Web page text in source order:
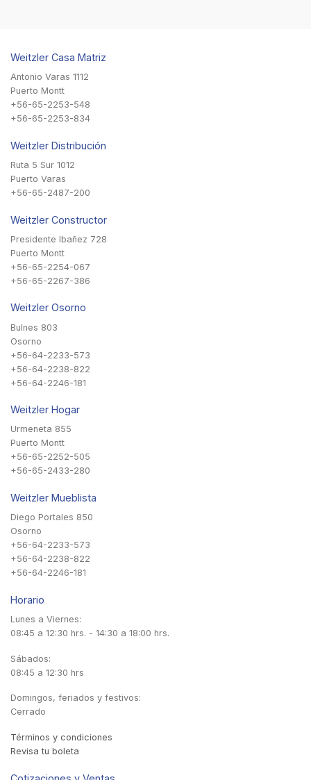
Weitzler Casa Matriz
Antonio Varas 1112
Puerto Montt
+56-65-2253-548
+56-65-2253-834
Weitzler Distribución
Ruta 5 Sur 1012
Puerto Varas
+56-65-2487-200
Weitzler Constructor
Presidente Ibañez 728
Puerto Montt
+56-65-2254-067
+56-65-2267-386
Weitzler Osorno
Bulnes 803
Osorno
+56-64-2233-573
+56-64-2238-822
+56-64-2246-181
Weitzler Hogar
Urmeneta 855
Puerto Montt
+56-65-2252-505
+56-65-2433-280
Weitzler Mueblista
Diego Portales 850
Osorno
+56-64-2233-573
+56-64-2238-822
+56-64-2246-181
Horario
Lunes a Viernes:
08:45 a 12:30 hrs. - 14:30 a 18:00 hrs.
Sábados:
08:45 a 12:30 hrs
Domingos, feriados y festivos:
Cerrado
Términos y condiciones
Revisa tu boleta